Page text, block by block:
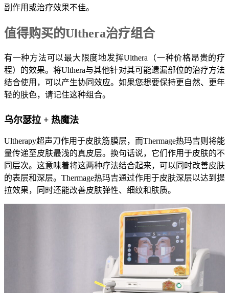
副作用或治疗效果不佳。
值得购买的Ulthera治疗组合
有一种方法可以最大限度地发挥Ulthera（一种价格昂贵的疗
程）的效果。将Ulthera与其他针对其可能遗漏部位的治疗方法
结合使用，可以产生协同效应。如果您想要保持更自然、更年
轻的肤色，请记住这种组合。
乌尔瑟拉 + 热魔法
Ultherapy超声刀作用于皮肤筋膜层，而Thermage热玛吉则将能
量传递至皮肤最浅的真皮层。换句话说，它们作用于皮肤的不
同层次。这意味着将这两种疗法结合起来，可以同时改善皮肤
的表层和深层。Thermage热玛吉通过作用于皮肤深层以达到提
拉效果，同时还能改善皮肤弹性、细纹和肤质。